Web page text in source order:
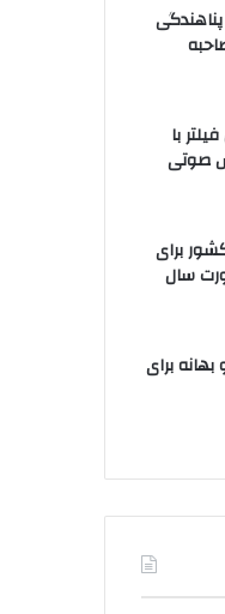
با
صوتی
برای
سال
برای